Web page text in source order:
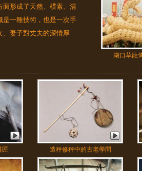
面形成了天然、樸素、清
是一種技術，也是一次手
、妻子對丈夫的深情厚
湖口草龍
匠 造秤修秤中的古老學問